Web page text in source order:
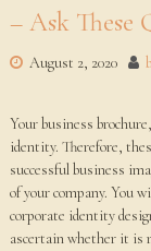
– Ask These
August 2, 2020
Your business
identity. Therefore,
successful business
of your company. You
corporate identity
ascertain whether it is